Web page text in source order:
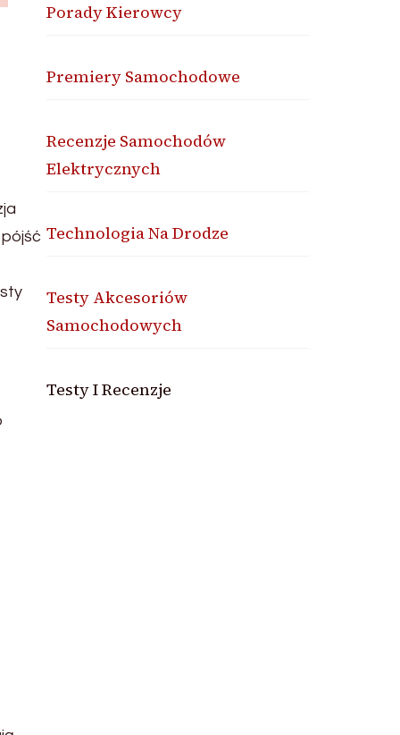
Porady Kierowcy
Premiery Samochodowe
Recenzje Samochodów
Elektrycznych
Technologia Na Drodze
Testy Akcesoriów
Samochodowych
Testy I Recenzje